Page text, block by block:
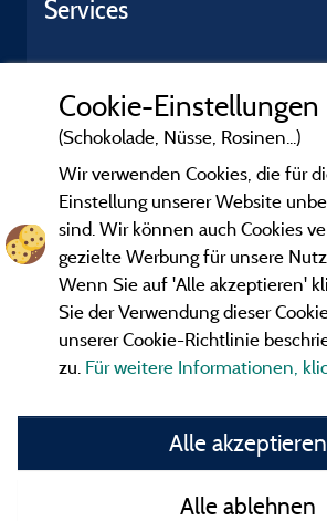
Services
Gesetzliche Bedingungen
Herausgeberinformationen und
Kontakt
Cookie-Einstellungen
(Schokolade, Nüsse, Rosinen...)
Wir verwenden Cookies, die für
Einstellung unserer Website
sind. Wir können auch Cookies
gezielte Werbung für unsere
Wenn Sie auf 'Alle akzeptieren'
Sie der Verwendung dieser
unserer Cookie-Richtlinie
zu. Für weitere Informationen,
Alle akzeptieren
Alle ablehnen